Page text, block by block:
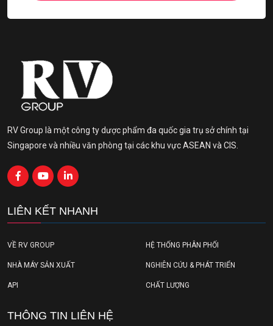
RV Group là một công ty dược phẩm đa quốc gia trụ sở chính tại
Singapore và nhiều văn phòng tại các khu vực ASEAN và CIS.
LIÊN KẾT NHANH
VỀ RV GROUP HỆ THỐNG PHÂN PHỐI
NHÀ MÁY SẢN XUẤT NGHIÊN CỨU & PHÁT TRIỂN
API CHẤT LƯỢNG
THÔNG TIN LIÊN HỆ